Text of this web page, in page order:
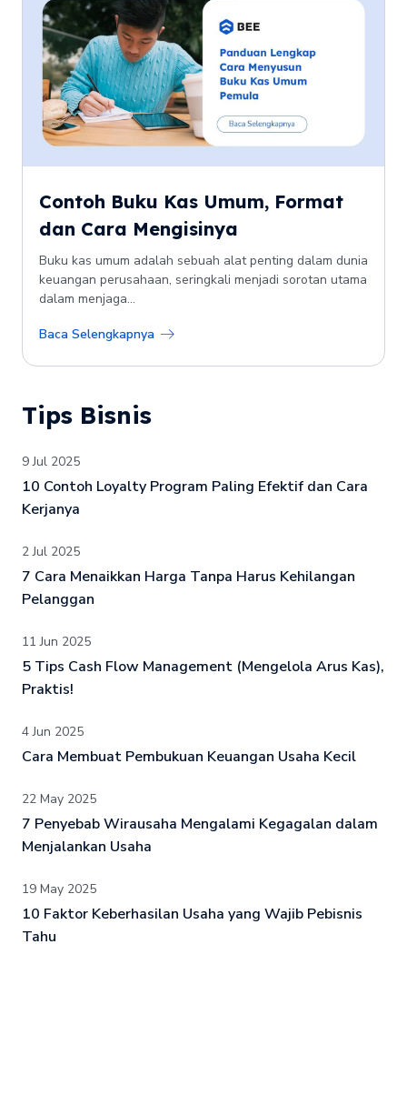
Contoh Buku Kas Umum, Format
dan Cara Mengisinya
Buku kas umum adalah sebuah alat penting dalam dunia
keuangan perusahaan, seringkali menjadi sorotan utama
dalam menjaga...
Baca Selengkapnya
Tips Bisnis
9 Jul 2025
10 Contoh Loyalty Program Paling Efektif dan Cara
Kerjanya
2 Jul 2025
7 Cara Menaikkan Harga Tanpa Harus Kehilangan
Pelanggan
11 Jun 2025
5 Tips Cash Flow Management (Mengelola Arus Kas),
Praktis!
4 Jun 2025
Cara Membuat Pembukuan Keuangan Usaha Kecil
22 May 2025
7 Penyebab Wirausaha Mengalami Kegagalan dalam
Menjalankan Usaha
19 May 2025
10 Faktor Keberhasilan Usaha yang Wajib Pebisnis
Tahu